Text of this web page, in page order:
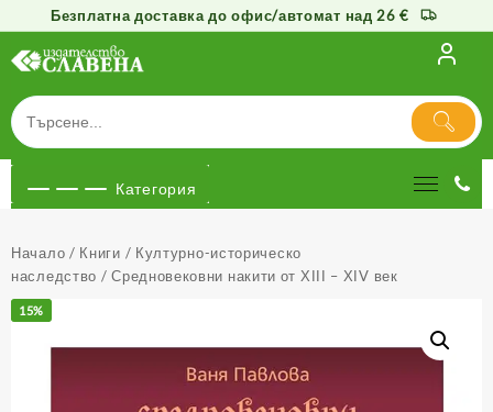
Безплатна доставка до офис/автомат над 26 €
съдържанието
Категория
Начало / Книги / Културно-историческо
наследство / Средновековни накити от ХІІІ – ХІV век
15%